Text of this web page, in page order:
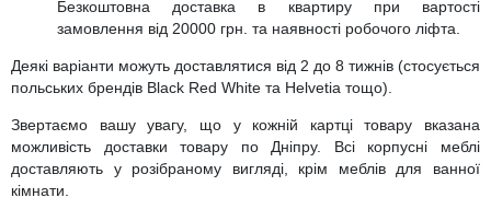
Безкоштовна доставка в квартиру при вартості
замовлення від 20000 грн. та наявності робочого ліфта.
Деякі варіанти можуть доставлятися від 2 до 8 тижнів (стосується
польських брендів Black Red White та Helvetia тощо).
Звертаємо вашу увагу, що у кожній картці товару вказана
можливість доставки товару по Дніпру. Всі корпусні меблі
доставляють у розібраному вигляді, крім меблів для ванної
кімнати.